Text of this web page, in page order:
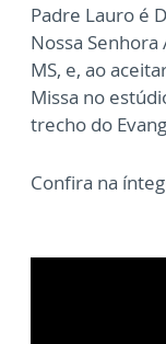
Padre Lauro é
Nossa
MS, e, ao
Missa no
trecho do
Confira na